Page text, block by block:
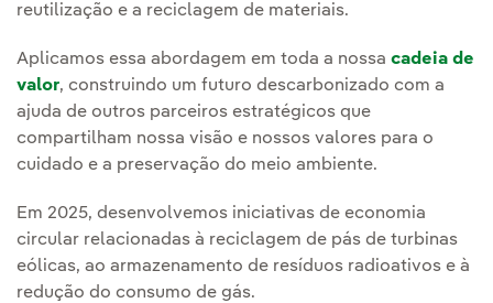
reutilização e a reciclagem de materiais.
Aplicamos essa abordagem em toda a nossa cadeia de
valor, construindo um futuro descarbonizado com a
ajuda de outros parceiros estratégicos que
compartilham nossa visão e nossos valores para o
cuidado e a preservação do meio ambiente.
Em 2025, desenvolvemos iniciativas de economia
circular relacionadas à reciclagem de pás de turbinas
eólicas, ao armazenamento de resíduos radioativos e à
redução do consumo de gás.